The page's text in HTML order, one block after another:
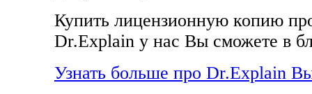
Купить лицензионную копию
Dr.Explain у нас Вы сможете в
Узнать больше про Dr.Explain